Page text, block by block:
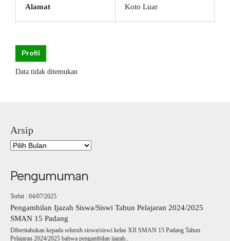
Alamat Koto Luar
Profil
Data tidak ditemukan
Arsip
Pengumuman
Terbit : 04/07/2025
Pengambilan Ijazah Siswa/Siswi Tahun Pelajaran 2024/2025
SMAN 15 Padang
Diberitahukan kepada seluruh siswa/siswi kelas XII SMAN 15 Padang Tahun
Pelajaran 2024/2025 bahwa pengambilan ijazah..